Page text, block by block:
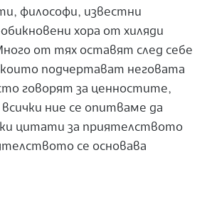
философи, известни
хора от хиляди
от тях оставят след себе
които подчертават неговата
говорят за ценностите,
ние се опитваме да
цитати за приятелството
се основава